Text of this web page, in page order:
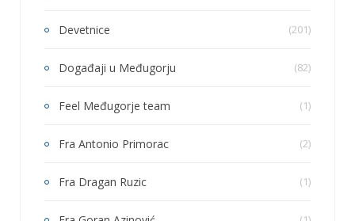
Devetnice (201)
Događaji u Međugorju (82)
Feel Međugorje team (1)
Fra Antonio Primorac (2)
Fra Dragan Ruzic (1)